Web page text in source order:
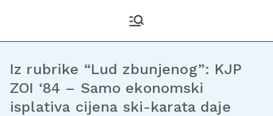
Iz rubrike “Lud zbunjenog”: KJP
ZOI ‘84 – Samo ekonomski
isplativa cijena ski-karata daje